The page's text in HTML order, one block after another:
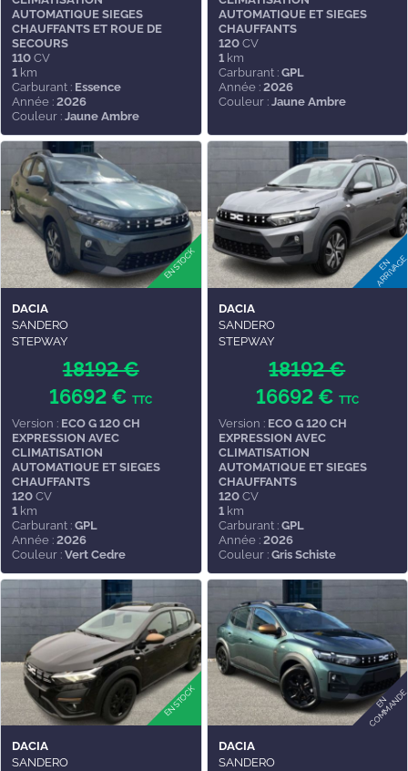
AUTOMATIQUE SIEGES
CHAUFFANTS ET ROUE DE
SECOURS
110 CV
1 km
Carburant : Essence
Année : 2026
Couleur : Jaune Ambre
AUTOMATIQUE ET SIEGES
CHAUFFANTS
120CV
1km
Carburant : GPL
Année : 2026
Couleur : Jaune Ambre
DACIA
SANDERO
STEPWAY
18192 €
16692 €TTC
Version : ECO G 120 CH
EXPRESSION AVEC
CLIMATISATION
AUTOMATIQUE ET SIEGES
CHAUFFANTS
120 CV
1 km
Carburant : GPL
Année : 2026
Couleur : Vert Cedre
DACIA
SANDERO
STEPWAY
18192 €
16692 € TTC
Version : ECO G 120 CH
EXPRESSION AVEC
CLIMATISATION
AUTOMATIQUE ET SIEGES
CHAUFFANTS
120CV
1km
Carburant : GPL
Année : 2026
Couleur : Gris Schiste
DACIA
SANDERO
DACIA
SANDERO